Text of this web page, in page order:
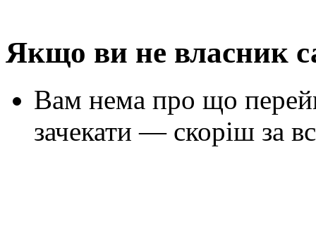
Якщо ви не власник
Вам нема про що
зачекати — скоріш за